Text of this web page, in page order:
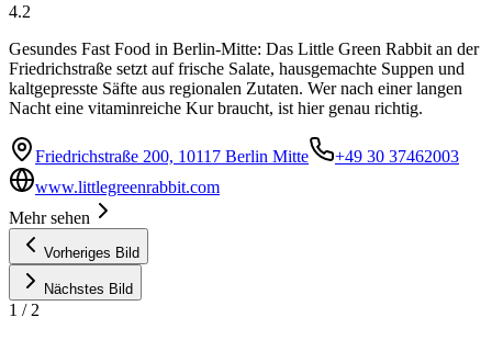
4.2
Gesundes Fast Food in Berlin-Mitte: Das Little Green Rabbit an der
Friedrichstraße setzt auf frische Salate, hausgemachte Suppen und
kaltgepresste Säfte aus regionalen Zutaten. Wer nach einer langen
Nacht eine vitaminreiche Kur braucht, ist hier genau richtig.
Friedrichstraße 200, 10117 Berlin Mitte
+49 30 37462003
www.littlegreenrabbit.com
Mehr sehen
Vorheriges Bild
Nächstes Bild
1 / 2